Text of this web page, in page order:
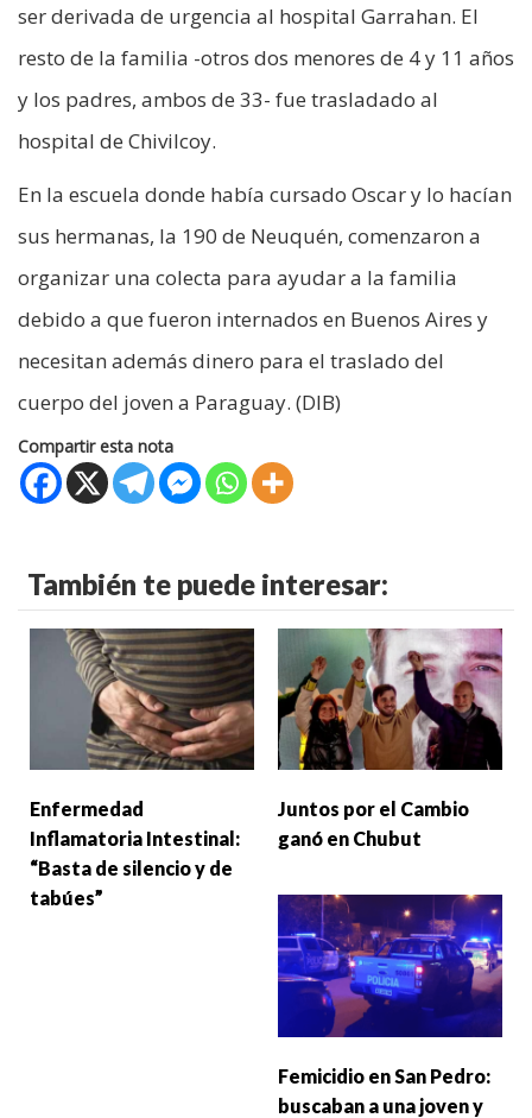
ser derivada de urgencia al hospital Garrahan. El
resto de la familia -otros dos menores de 4 y 11 años
y los padres, ambos de 33- fue trasladado al
hospital de Chivilcoy.
En la escuela donde había cursado Oscar y lo hacían
sus hermanas, la 190 de Neuquén, comenzaron a
organizar una colecta para ayudar a la familia
debido a que fueron internados en Buenos Aires y
necesitan además dinero para el traslado del
cuerpo del joven a Paraguay. (DIB)
Compartir esta nota
También te puede interesar:
Enfermedad
Inflamatoria Intestinal:
“Basta de silencio y de
tabúes”
Juntos por el Cambio
ganó en Chubut
Femicidio en San Pedro:
buscaban a una joven y